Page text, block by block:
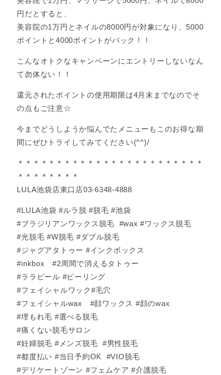
円だとすると、
美容院の1万円とネイルの8000円が対象になり、5000
ポイントと4000ポイントがバック！！
こんなオトクなキャンペーンにエントリーしないなん
て勿体ない！！
還元されたポイントの使用期限は4月末までなのでそ
の点もご注意☆
今までどうしようか悩んでたメニューもこのお得な期
間にぜひトライしてみてください(^^)/
＊＊＊＊＊＊＊＊＊＊＊＊＊＊＊＊＊＊＊＊＊＊＊＊
＊＊＊＊＊＊＊＊
LULA池袋店東口店03-6348-4888
#LULA池袋 #ルラ脱 #脱毛 #池袋
#ブラジリアンワックス脱毛 #wax #ワックス脱毛
#光脱毛 #W脱毛 #ダブル脱毛
#ジャグアタトゥー #インクボックス
#inkbox #2周間で消えるタトゥー
#ララピール #ピーリング
#フェイシャルワック#毛穴
#フェイシャルwax #顔ワックス #顔のwax
#埋もれ毛 #選べる脱毛
#痛くない脱毛サロン
#妊婦脱毛 #メンズ脱毛 #男性脱毛
#都度払い #当日予約OK #VIO脱毛
#デリケートゾーン #フェムケア #介護脱毛